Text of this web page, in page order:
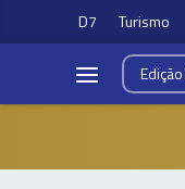
D7 Turismo
Edição